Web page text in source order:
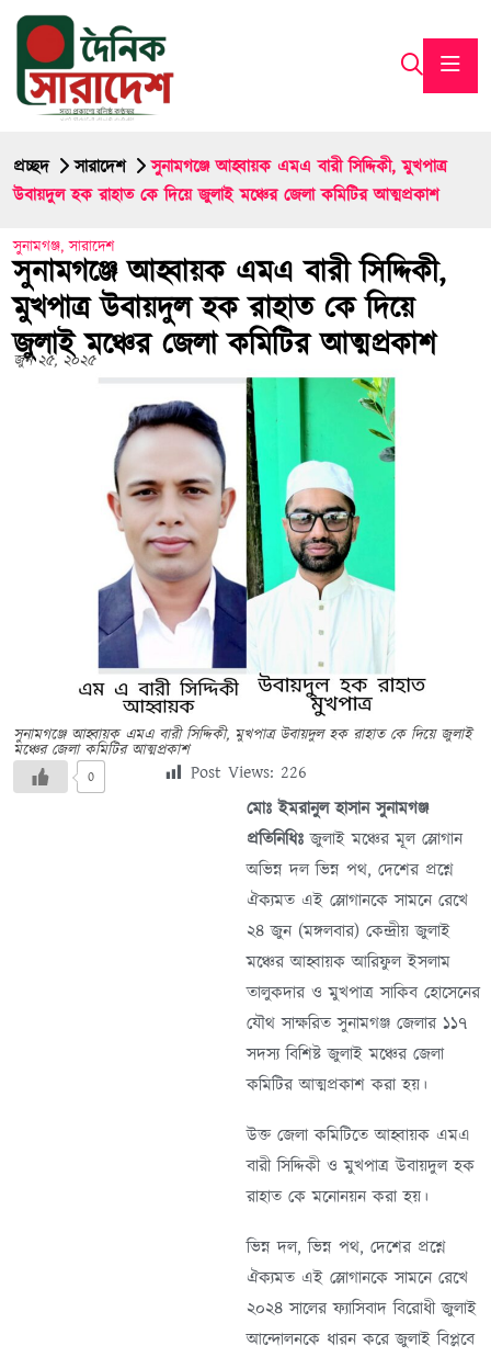
প্রচ্ছদ সারাদেশ
সুনামগঞ্জে আহ্বায়ক এমএ বারী সিদ্দিকী, মুখপাত্র
উবায়দুল হক রাহাত কে দিয়ে জুলাই মঞ্চের জেলা কমিটির আত্মপ্রকাশ
সুনামগঞ্জ,সারাদেশ
সুনামগঞ্জে আহ্বায়ক এমএ বারী সিদ্দিকী,
মুখপাত্র উবায়দুল হক রাহাত কে দিয়ে
জুলাই মঞ্চের জেলা কমিটির আত্মপ্রকাশ
জুন ২৫, ২০২৫
সুনামগঞ্জে আহ্বায়ক এমএ বারী সিদ্দিকী, মুখপাত্র উবায়দুল হক রাহাত কে দিয়ে জুলাই
মঞ্চের জেলা কমিটির আত্মপ্রকাশ
0 Post Views: 226
মোঃ ইমরানুল হাসান সুনামগঞ্জ
প্রতিনিধিঃজুলাই মঞ্চের মূল স্লোগান
অভিন্ন দল ভিন্ন পথ, দেশের প্রশ্নে
ঐক্যমত এই স্লোগানকে সামনে রেখে
২৪ জুন (মঙ্গলবার) কেন্দ্রীয় জুলাই
মঞ্চের আহ্বায়ক আরিফুল ইসলাম
তালুকদার ও মুখপাত্র সাকিব হোসেনের
যৌথ সাক্ষরিত সুনামগঞ্জ জেলার ১১৭
সদস্য বিশিষ্ট জুলাই মঞ্চের জেলা
কমিটির আত্মপ্রকাশ করা হয়।
উক্ত জেলা কমিটিতে আহ্বায়ক এমএ
বারী সিদ্দিকী ও মুখপাত্র উবায়দুল হক
রাহাত কে মনোনয়ন করা হয়।
ভিন্ন দল, ভিন্ন পথ, দেশের প্রশ্নে
ঐক্যমত এই স্লোগানকে সামনে রেখে
২০২৪ সালের ফ্যাসিবাদ বিরোধী জুলাই
আন্দোলনকে ধারন করে জুলাই বিপ্লবে